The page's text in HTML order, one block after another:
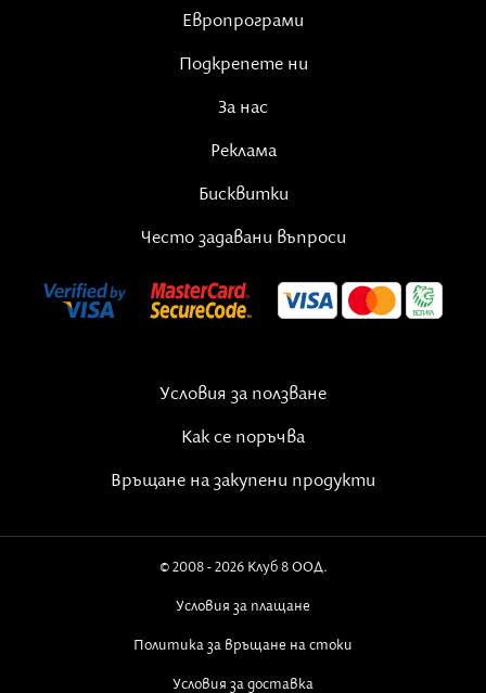
Европрограми
Подкрепете ни
За нас
Реклама
Бисквитки
Често задавани въпроси
Условия за ползване
Как се поръчва
Връщане на закупени продукти
© 2008 - 2026 Клуб 8 ООД.
Условия за плащане
Политика за връщане на стоки
Условия за доставка